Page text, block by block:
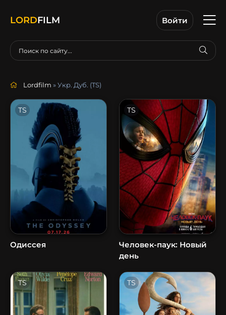
LORDFILM Войти
Lordfilm » Укр. Дуб. (TS)
TS
Одиссея
TS
Человек-паук: Новый
день
TS TS